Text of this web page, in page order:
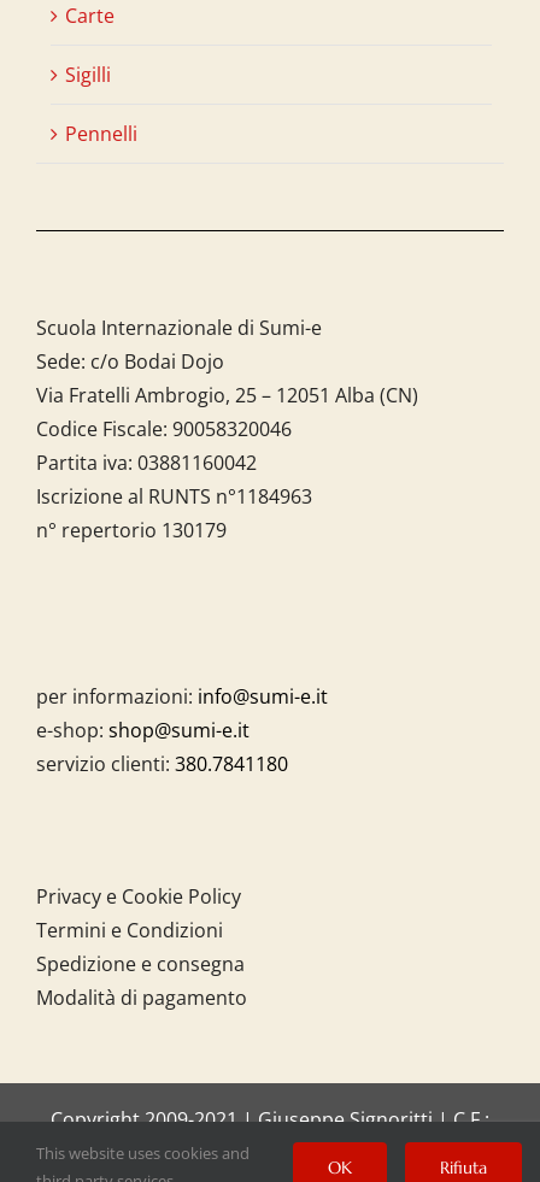
Carte
Sigilli
Pennelli
Scuola Internazionale di Sumi-e
Sede: c/o Bodai Dojo
Via Fratelli Ambrogio, 25 – 12051 Alba (CN)
Codice Fiscale: 90058320046
Partita iva: 03881160042
Iscrizione al RUNTS n°1184963
n° repertorio 130179
per informazioni: info@sumi-e.it
e-shop: shop@sumi-e.it
servizio clienti: 380.7841180
Privacy e Cookie Policy
Termini e Condizioni
Spedizione e consegna
Modalità di pagamento
Copyright 2009-2021 | Giuseppe Signoritti | C.F.:
SGNGPP61C20I158O
This website uses cookies and
OK Rifiuta